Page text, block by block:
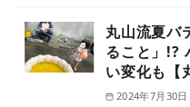
丸山流夏バ
ること」!?
い変化も【
2024年7月30日